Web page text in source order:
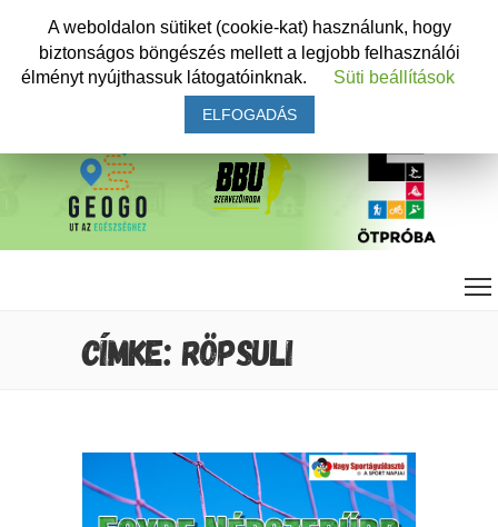
CÍMKE: RÖPSULI
A weboldalon sütiket (cookie-kat) használunk, hogy
biztonságos böngészés mellett a legjobb felhasználói
élményt nyújthassuk látogatóinknak.
Süti beállítások
ELFOGADÁS